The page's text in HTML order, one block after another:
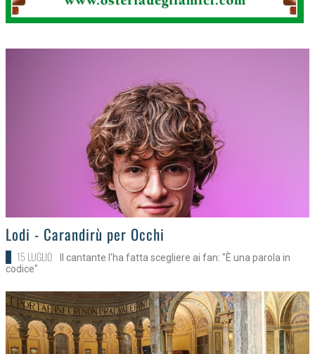
>Lodi - Carandirù per Occhi
15 LUGLIO
Il cantante l'ha fatta scegliere ai fan: "È una parola in
codice"